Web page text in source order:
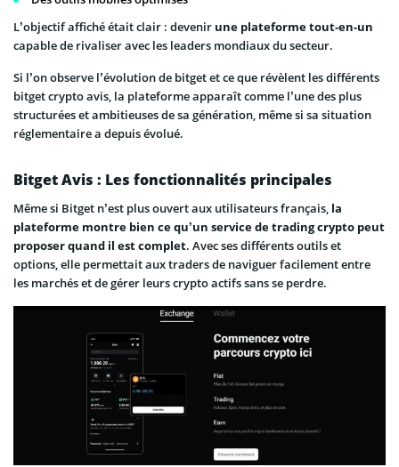
L’objectif affiché était clair : devenir une plateforme tout-en-un
capable de rivaliser avec les leaders mondiaux du secteur.
Si l’on observe l’évolution de bitget et ce que révèlent les différents
bitget crypto avis, la plateforme apparaît comme l’une des plus
structurées et ambitieuses de sa génération, même si sa situation
réglementaire a depuis évolué.
Bitget Avis : Les fonctionnalités principales
Même si Bitget n’est plus ouvert aux utilisateurs français, la
plateforme montre bien ce qu’un service de trading crypto peut
proposer quand il est complet. Avec ses différents outils et
options, elle permettait aux traders de naviguer facilement entre
les marchés et de gérer leurs crypto actifs sans se perdre.